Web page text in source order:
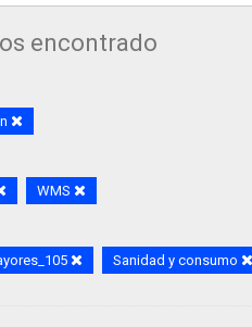
encontrado
WMS
Sanidad y consumo